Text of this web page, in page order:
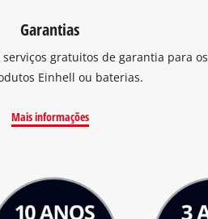
Garantias
serviços gratuitos de garantia para os
Einhell ou baterias.
Mais informações